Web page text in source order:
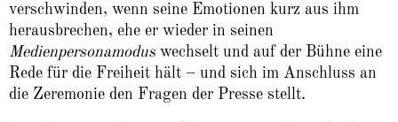
verschwinden, wenn seine Emotionen kurz aus ihm
herausbrechen, ehe er wieder in seinen
Medienpersonamoduswechselt und auf der Bühne eine
Rede für die Freiheit hält – und sich im Anschluss an
die Zeremonie den Fragen der Presse stellt.